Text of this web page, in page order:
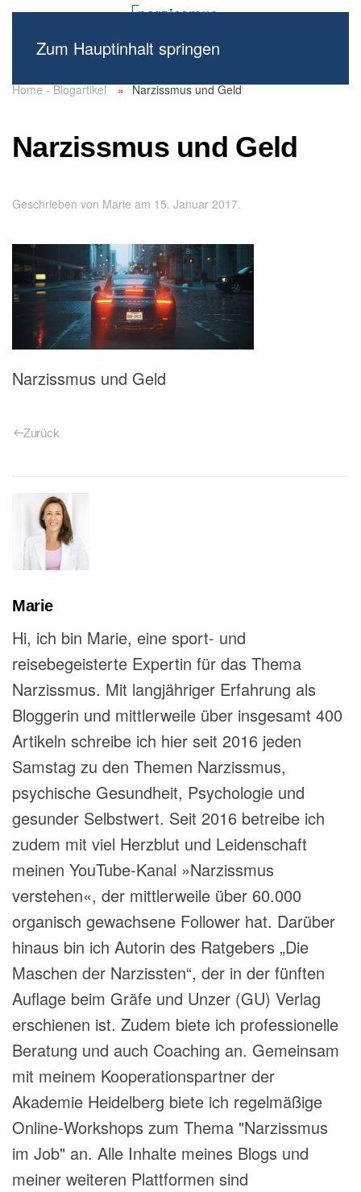
Zum Hauptinhalt springen
Home - Blogartikel Narzissmus und Geld
Narzissmus und Geld
Geschrieben von Marie am 15. Januar 2017.
Narzissmus und Geld
Zurück
Marie
Hi, ich bin Marie, eine sport- und
reisebegeisterte Expertin für das Thema
Narzissmus. Mit langjähriger Erfahrung als
Bloggerin und mittlerweile über insgesamt 400
Artikeln schreibe ich hier seit 2016 jeden
Samstag zu den Themen Narzissmus,
psychische Gesundheit, Psychologie und
gesunder Selbstwert. Seit 2016 betreibe ich
zudem mit viel Herzblut und Leidenschaft
meinen YouTube-Kanal »Narzissmus
verstehen«, der mittlerweile über 60.000
organisch gewachsene Follower hat. Darüber
hinaus bin ich Autorin des Ratgebers „Die
Maschen der Narzissten“, der in der fünften
Auflage beim Gräfe und Unzer (GU) Verlag
erschienen ist. Zudem biete ich professionelle
Beratung und auch Coaching an. Gemeinsam
mit meinem Kooperationspartner der
Akademie Heidelberg biete ich regelmäßige
Online-Workshops zum Thema "Narzissmus
im Job" an. Alle Inhalte meines Blogs und
meiner weiteren Plattformen sind